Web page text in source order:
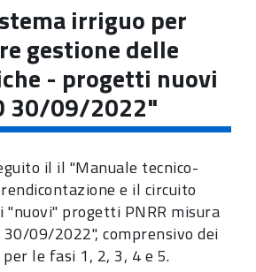
irriguo per
gestione delle
- progetti nuovi
30/09/2022"
il il "Manuale tecnico-
e il circuito
progetti PNRR misura
09/2022", comprensivo dei
le fasi 1, 2, 3, 4 e 5.